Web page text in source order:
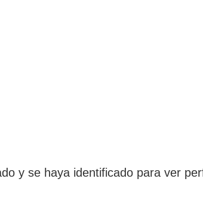
y se haya identificado para ver